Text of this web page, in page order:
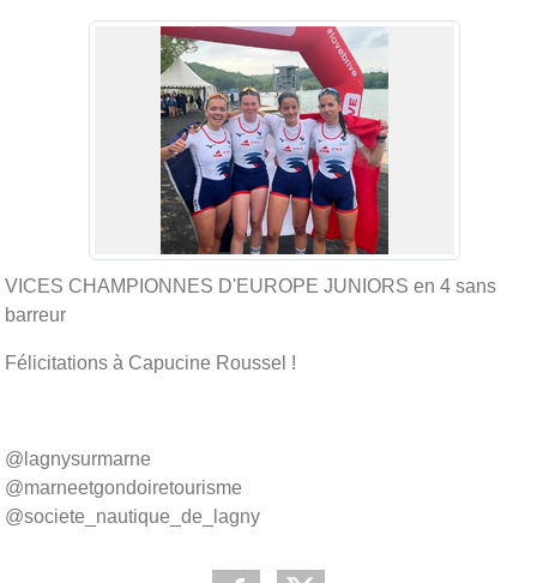
VICES CHAMPIONNES D'EUROPE JUNIORS en 4 sans
barreur
Félicitations à Capucine Roussel !
@lagnysurmarne
@marneetgondoiretourisme
@societe_nautique_de_lagny